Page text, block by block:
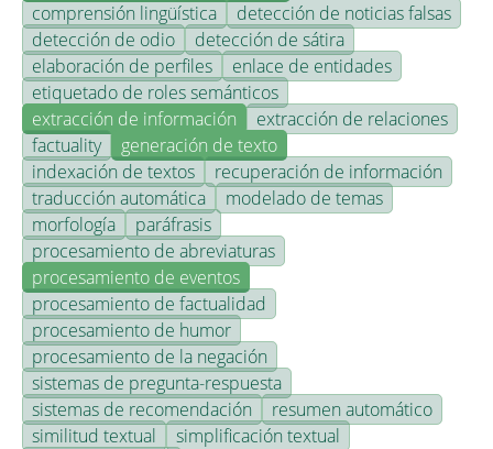
comprensión lingüística
detección de noticias falsas
detección de odio
detección de sátira
elaboración de perfiles
enlace de entidades
etiquetado de roles semánticos
extracción de información
extracción de relaciones
factuality
generación de texto
indexación de textos
recuperación de información
traducción automática
modelado de temas
morfología
paráfrasis
procesamiento de abreviaturas
procesamiento de eventos
procesamiento de factualidad
procesamiento de humor
procesamiento de la negación
sistemas de pregunta-respuesta
sistemas de recomendación
resumen automático
similitud textual
simplificación textual